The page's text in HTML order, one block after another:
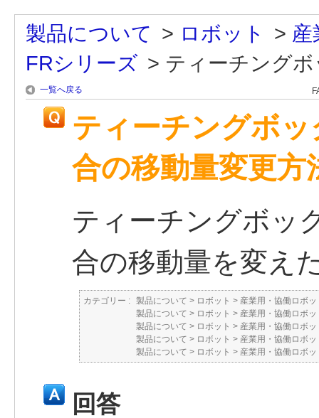
製品について > ロボット > 産
FRシリーズ > ティーチング
一覧へ戻る
ティーチングボ
合の移動量変更方
ティーチングボッ
合の移動量を変え
カテゴリー : 製品について > ロボット > 産業用・協働ロボッ
製品について > ロボット > 産業用・協働ロボッ
製品について > ロボット > 産業用・協働ロボッ
製品について > ロボット > 産業用・協働ロボッ
製品について > ロボット > 産業用・協働ロボッ
回答